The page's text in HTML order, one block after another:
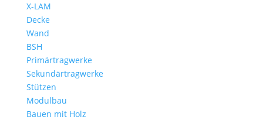
X-LAM
Decke
Wand
BSH
Primärtragwerke
Sekundärtragwerke
Stützen
Modulbau
Bauen mit Holz